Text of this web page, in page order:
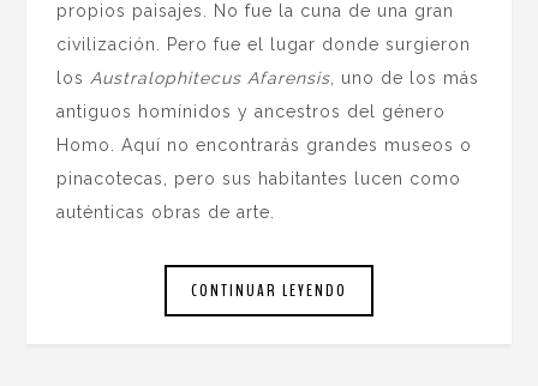
propios paisajes. No fue la cuna de una gran
civilización. Pero fue el lugar donde surgieron
losAustralophitecus Afarensis, uno de los más
antiguos homínidos y ancestros del género
Homo. Aquí no encontrarás grandes museos o
pinacotecas, pero sus habitantes lucen como
auténticas obras de arte.
CONTINUAR LEYENDO